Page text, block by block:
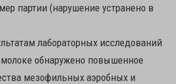
партии (нарушение устранено в
лабораторных исследований
обнаружено повышенное
мезофильных аэробных и